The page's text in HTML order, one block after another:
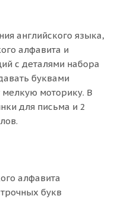
английского языка,
алфавита и
с деталями набора
буквами
моторику. В
для письма и 2
алфавита
букв